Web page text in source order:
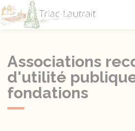
Associations
d'utilité
fondations